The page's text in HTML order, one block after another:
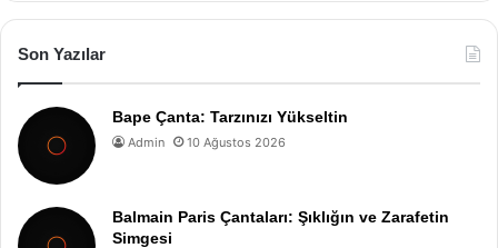
Son Yazılar
Bape Çanta: Tarzınızı Yükseltin
Admin 10 Ağustos 2026
Balmain Paris Çantaları: Şıklığın ve Zarafetin
Simgesi